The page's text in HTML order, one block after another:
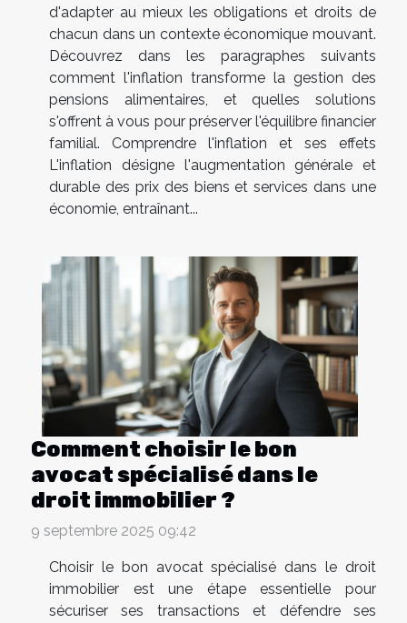
d'adapter au mieux les obligations et droits de
chacun dans un contexte économique mouvant.
Découvrez dans les paragraphes suivants
comment l'inflation transforme la gestion des
pensions alimentaires, et quelles solutions
s'offrent à vous pour préserver l'équilibre financier
familial. Comprendre l'inflation et ses effets
L'inflation désigne l'augmentation générale et
durable des prix des biens et services dans une
économie, entraînant...
Comment choisir le bon
avocat spécialisé dans le
droit immobilier ?
9 septembre 2025 09:42
Choisir le bon avocat spécialisé dans le droit
immobilier est une étape essentielle pour
sécuriser ses transactions et défendre ses